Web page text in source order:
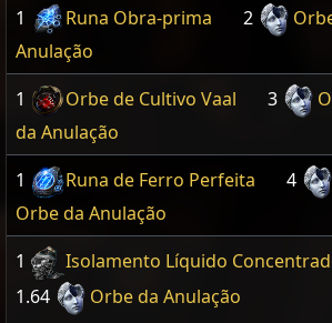
1 Runa Obra-prima 2
Anulação
1 Orbe de Cultivo Vaal 3
da Anulação
1 Runa de Ferro Perfeita
4
Orbe da Anulação
1
Isolamento Líquido
1.64
Orbe da Anulação